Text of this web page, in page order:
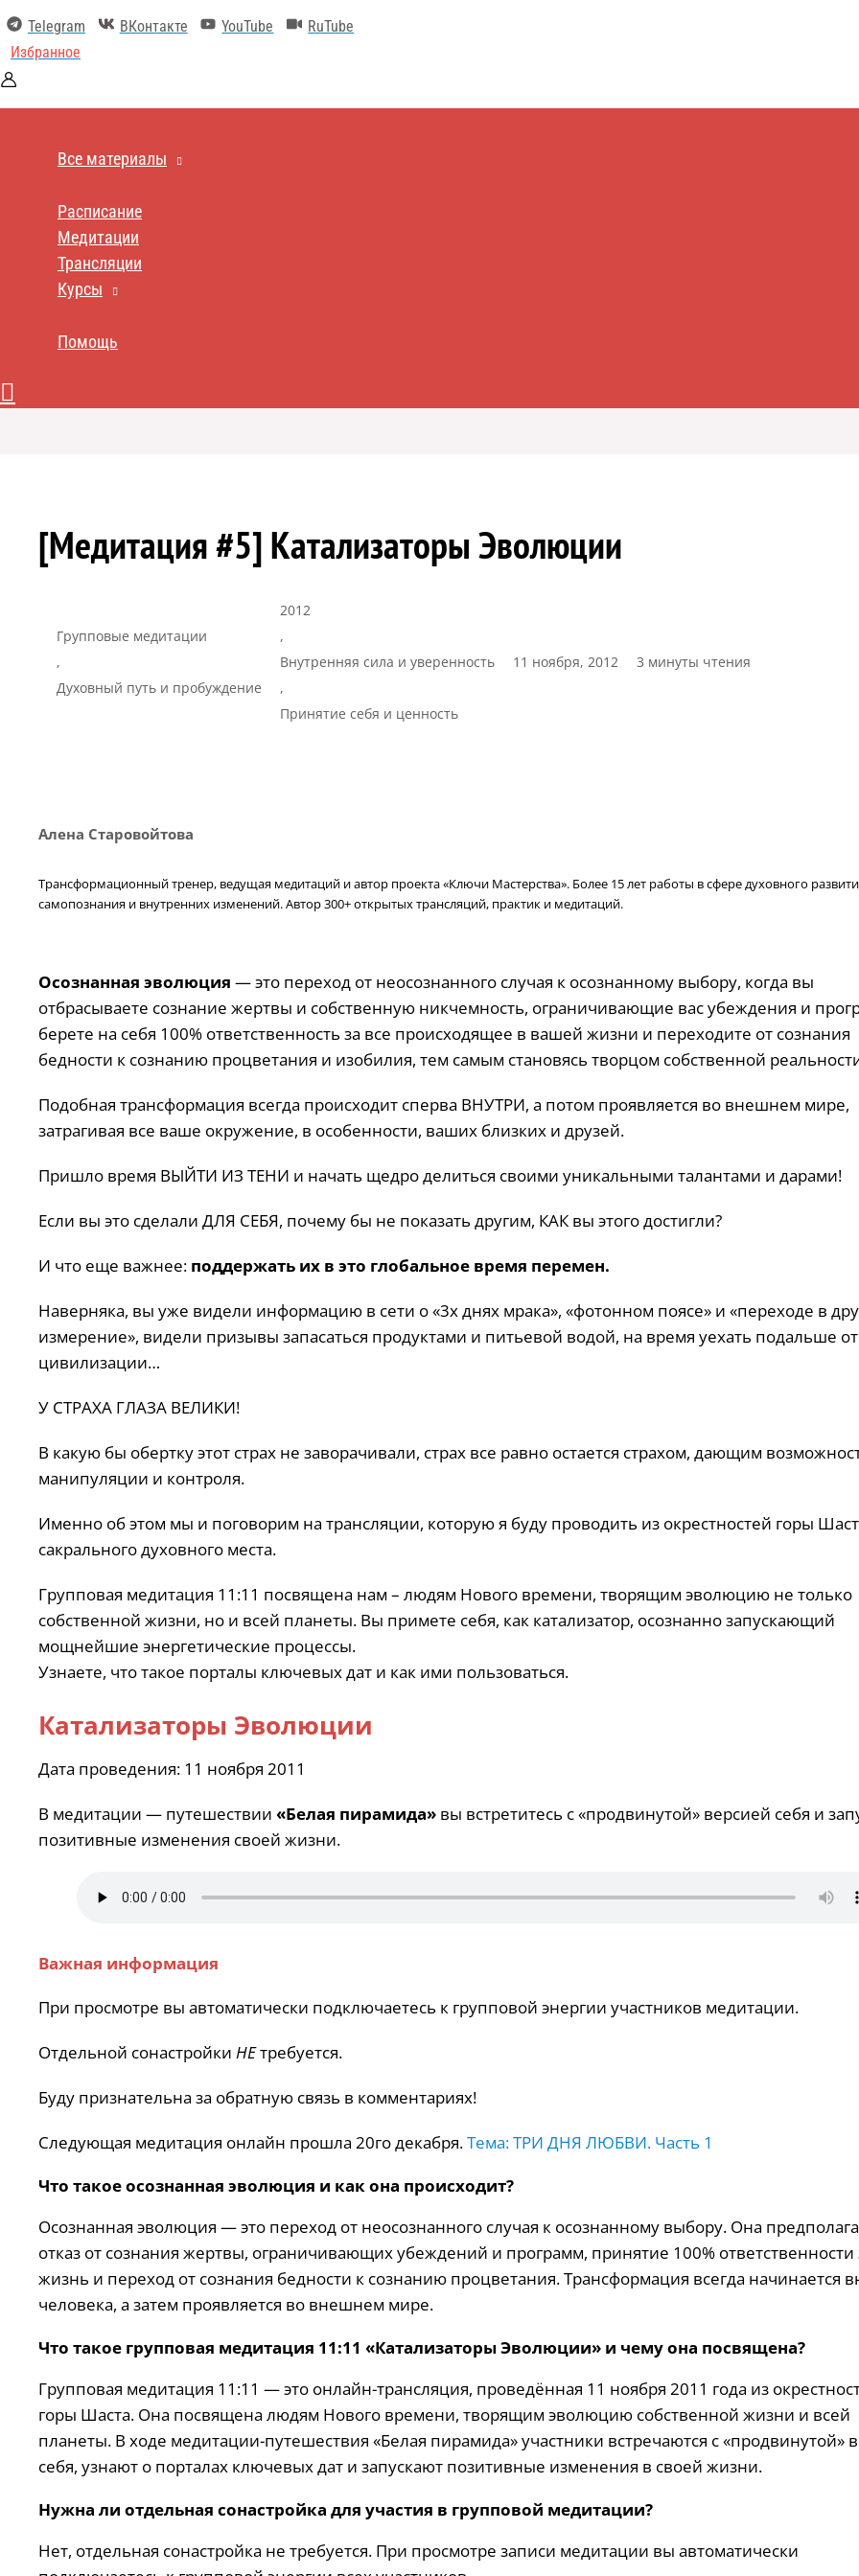
содержимому
Telegram ВКонтакте YouTube
RuTube
Избранное
Все материалы
Расписание
Медитации
Трансляции
Курсы
Помощь
Поиск
[Медитация #5] Катализаторы Эволюции
Групповые медитации
,
Духовный путь и пробуждение
2012
,
Внутренняя сила и уверенность
,
Принятие себя и ценность
11 ноября, 2012 3 минуты чтения
Алена Старовойтова
Трансформационный тренер, ведущая медитаций и автор проекта «Ключи Мастерства». Более 15 лет работы в сфере духовного
самопознания и внутренних изменений. Автор 300+ открытых трансляций, практик и медитаций.
Осознанная эволюция — это переход от неосознанного случая к осознанному выбору, когда вы
отбрасываете сознание жертвы и собственную никчемность, ограничивающие вас убеждения и
берете на себя 100% ответственность за все происходящее в вашей жизни и переходите от сознания
бедности к сознанию процветания и изобилия, тем самым становясь творцом собственной
Подобная трансформация всегда происходит сперва ВНУТРИ, а потом проявляется во внешнем мире,
затрагивая все ваше окружение, в особенности, ваших близких и друзей.
Пришло время ВЫЙТИ ИЗ ТЕНИ и начать щедро делиться своими уникальными талантами и дарами!
Если вы это сделали ДЛЯ СЕБЯ, почему бы не показать другим, КАК вы этого достигли?
И что еще важнее: поддержать их в это глобальное время перемен.
Наверняка, вы уже видели информацию в сети о «3х днях мрака», «фотонном поясе» и «переходе в
измерение», видели призывы запасаться продуктами и питьевой водой, на время уехать подальше от
цивилизации…
У СТРАХА ГЛАЗА ВЕЛИКИ!
В какую бы обертку этот страх не заворачивали, страх все равно остается страхом, дающим
манипуляции и контроля.
Именно об этом мы и поговорим на трансляции, которую я буду проводить из окрестностей горы
сакрального духовного места.
Групповая медитация 11:11 посвящена нам – людям Нового времени, творящим эволюцию не только
собственной жизни, но и всей планеты. Вы примете себя, как катализатор, осознанно запускающий
мощнейшие энергетические процессы.
Узнаете, что такое порталы ключевых дат и как ими пользоваться.
Катализаторы Эволюции
Дата проведения: 11 ноября 2011
В медитации — путешествии «Белая пирамида» вы встретитесь с «продвинутой» версией себя и
позитивные изменения своей жизни.
Важная информация
При просмотре вы автоматически подключаетесь к групповой энергии участников медитации.
Отдельной сонастройки НЕтребуется.
Буду признательна за обратную связь в комментариях!
Следующая медитация онлайн прошла 20го декабря.Тема: ТРИ ДНЯ ЛЮБВИ. Часть 1
Что такое осознанная эволюция и как она происходит?
Осознанная эволюция — это переход от неосознанного случая к осознанному выбору. Она
отказ от сознания жертвы, ограничивающих убеждений и программ, принятие 100% ответственности
жизнь и переход от сознания бедности к сознанию процветания. Трансформация всегда начинается
человека, а затем проявляется во внешнем мире.
Что такое групповая медитация 11:11 «Катализаторы Эволюции» и чему она посвящена?
Групповая медитация 11:11 — это онлайн-трансляция, проведённая 11 ноября 2011 года из
горы Шаста. Она посвящена людям Нового времени, творящим эволюцию собственной жизни и всей
планеты. В ходе медитации-путешествия «Белая пирамида» участники встречаются с «продвинутой»
себя, узнают о порталах ключевых дат и запускают позитивные изменения в своей жизни.
Нужна ли отдельная сонастройка для участия в групповой медитации?
Нет, отдельная сонастройка не требуется. При просмотре записи медитации вы автоматически